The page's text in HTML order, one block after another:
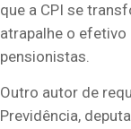
que a CPI se
atrapalhe o
pensionistas.
Outro autor de
Previdência,